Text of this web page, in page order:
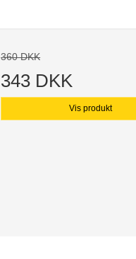
360 DKK
343 DKK
Vis produkt